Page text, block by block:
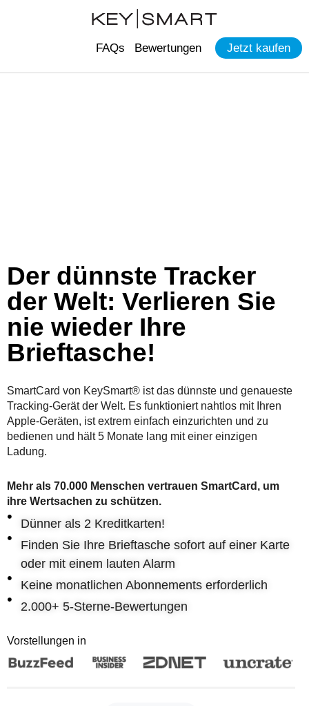
Jetzt kaufen
Bewertungen
FAQs
Der dünnste Tracker
der Welt: Verlieren Sie
nie wieder Ihre
Brieftasche!
SmartCard von KeySmart® ist das dünnste und genaueste
Tracking-Gerät der Welt. Es funktioniert nahtlos mit Ihren
Apple-Geräten, ist extrem einfach einzurichten und zu
bedienen und hält 5 Monate lang mit einer einzigen
Ladung.
Mehr als 70.000 Menschen vertrauen SmartCard, um
ihre Wertsachen zu schützen.
Dünner als 2 Kreditkarten!
Finden Sie Ihre Brieftasche sofort auf einer Karte
oder mit einem lauten Alarm
Keine monatlichen Abonnements erforderlich
2.000+ 5-Sterne-Bewertungen
Vorstellungen in